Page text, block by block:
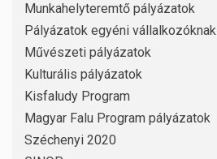
Munkahelyteremtő pályázatok
Pályázatok egyéni vállalkozóknak
Művészeti pályázatok
Kulturális pályázatok
Kisfaludy Program
Magyar Falu Program pályázatok
Széchenyi 2020